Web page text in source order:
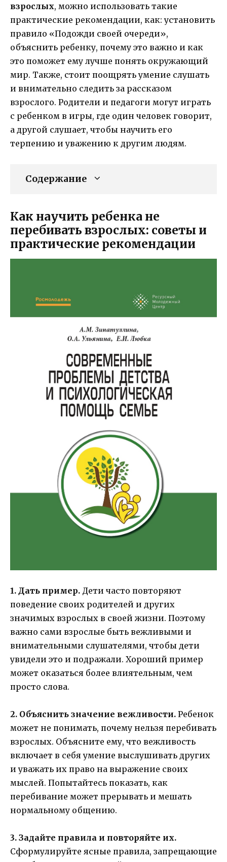
взрослых, можно использовать такие
практические рекомендации, как: установить
правило «Подожди своей очереди»,
объяснить ребенку, почему это важно и как
это поможет ему лучше понять окружающий
мир. Также, стоит поощрять умение слушать
и внимательно следить за рассказом
взрослого. Родители и педагоги могут играть
с ребенком в игры, где один человек говорит,
а другой слушает, чтобы научить его
терпению и уважению к другим людям.
Содержание
Как научить ребенка не
перебивать взрослых: советы и
практические рекомендации
1. Дать пример. Дети часто повторяют
поведение своих родителей и других
значимых взрослых в своей жизни. Поэтому
важно сами взрослые быть вежливыми и
внимательными слушателями, чтобы дети
увидели это и подражали. Хороший пример
может оказаться более влиятельным, чем
просто слова.
2. Объяснить значение вежливости. Ребенок
может не понимать, почему нельзя перебивать
взрослых. Объясните ему, что вежливость
включает в себя умение выслушивать других
и уважать их право на выражение своих
мыслей. Попытайтесь показать, как
перебивание может прерывать и мешать
нормальному общению.
3. Задайте правила и повторяйте их.
Сформулируйте ясные правила, запрещающие